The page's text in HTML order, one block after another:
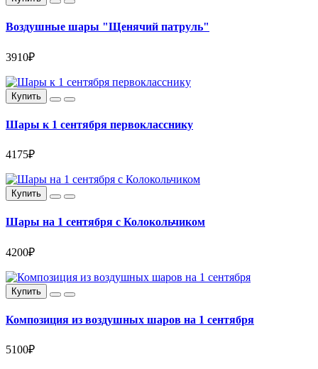
Воздушные шары "Щенячий патруль"
3910₽
Купить
Шары к 1 сентября первокласснику
4175₽
Купить
Шары на 1 сентября с Колокольчиком
4200₽
Купить
Композиция из воздушных шаров на 1 сентября
5100₽